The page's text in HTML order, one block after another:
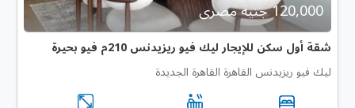
120,000 جنية مصرى
شقة أول سكن للإيجار ليك فيو ريزيدنس 210م فيو بحيرة
ليك فيو ريزيدنس القاهرة القاهرة الجديدة